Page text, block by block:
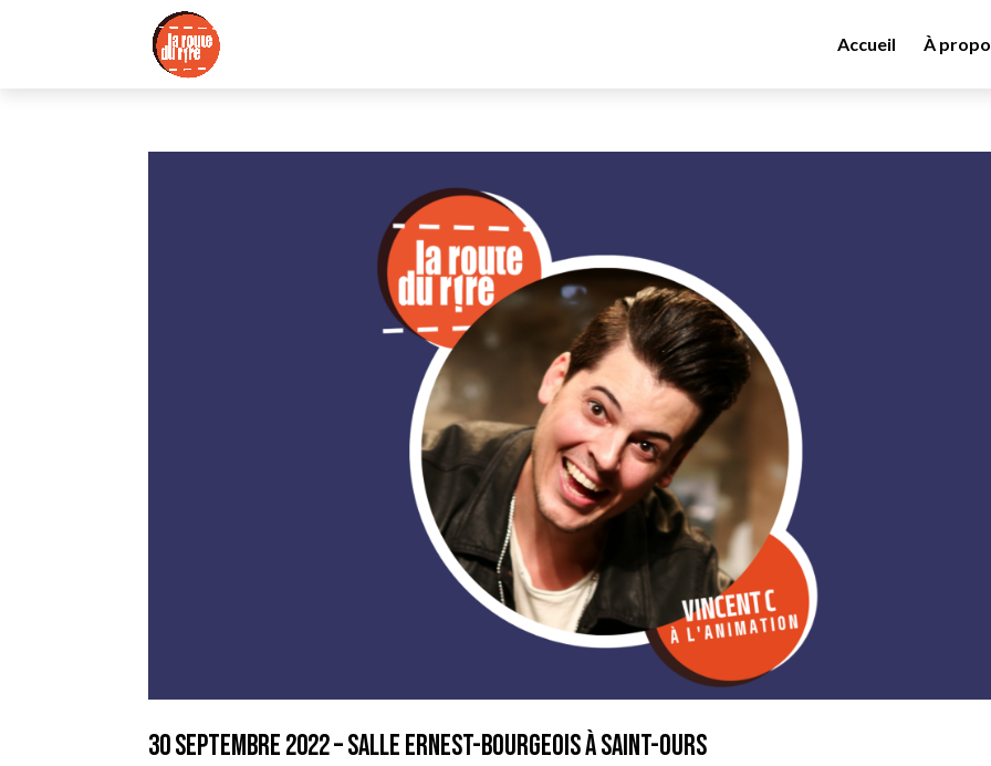
Accueil À
30 septembre 2022 – Salle Ernest-Bourgeois à Saint-Ours